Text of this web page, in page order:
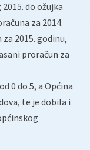
do ožujka
za 2014.
2015. godinu,
proračun za
0 do 5, a Općina
te je dobila i